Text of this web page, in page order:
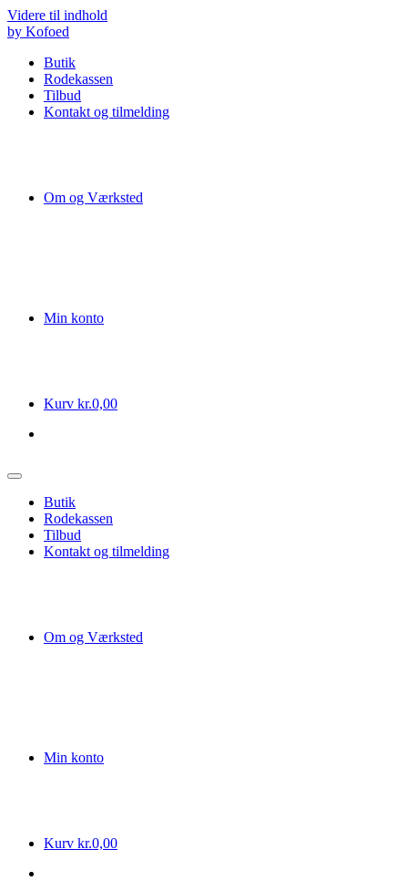
Videre til indhold
by Kofoed
Butik
Rodekassen
Tilbud
Kontakt og tilmelding
Om og Værksted
Min konto
Kurv kr.0,00
Butik
Rodekassen
Tilbud
Kontakt og tilmelding
Om og Værksted
Min konto
Kurv kr.0,00